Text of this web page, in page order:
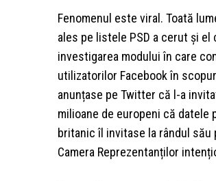
Fenomenul este viral. Toată
ales pe listele PSD a cerut și
investigarea modului în care
utilizatorilor Facebook în
anunțase pe Twitter că l-a
milioane de europeni că datele
britanic îl invitase la rândul său
Camera Reprezentanților